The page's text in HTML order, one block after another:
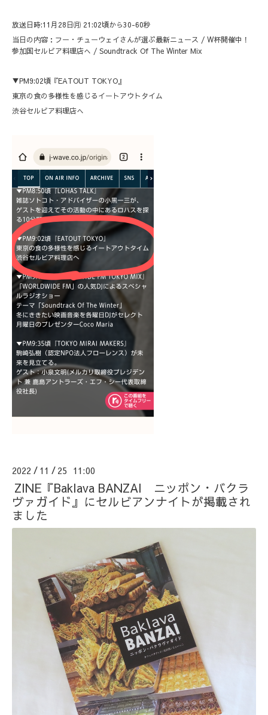
放送日時:11月28日㈪ 21:02頃から30-60秒
当日の内容：フー・チューウェイさんが選ぶ最新ニュース / W杯開催中！
参加国セルビア料理店へ / Soundtrack Of The Winter Mix
▼PM9:02頃『EATOUT TOKYO』
東京の食の多様性を感じるイートアウトタイム
渋谷セルビア料理店へ
2022 / 11 / 25 11:00
ZINE『Baklava BANZAI ニッポン・バクラ
ヴァガイド』にセルビアンナイトが掲載され
ました